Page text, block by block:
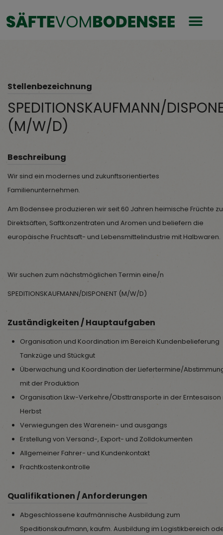
Stellenbezeichnung
SPEDITIONSKAUFMANN/
(M/W/D)
Beschreibung
Wir sind ein modernes und zukunftsorientiertes
Familienunternehmen.
Am Bodensee produzieren wir seit 60 Jahren heimische Früchte zu
Direktsäften, Saftkonzentraten und Aromen und beliefern die
europäische Fruchtsaft- und Lebensmittelindustrie mit Halbwaren.
Wir suchen zum nächstmöglichen Termin eine/n
SPEDITIONSKAUFMANN/DISPONENT (M/W/D)
Zuständigkeiten / Hauptaufgaben
Organisation und Koordination im Bereich Kundenbelieferung
Tankzüge und Stückgut
Überwachung und Koordination der Liefertermine/
mit der Produktion
Organisation Lkw-Verkehre/Obsttransporte in der Erntesaison
Herbst
Verwiegungen des Warenein- und ausgangs
Erstellung von Versand-, Export- und Zolldokumenten
Allgemeiner Fahrer- und Kundenkontakt
Frachtkostenkontrolle
Qualifikationen / Anforderungen
Abgeschlossene kaufmännische Ausbildung zum
Speditionskaufmann, kaufm. Ausbildung im Logistikbereich